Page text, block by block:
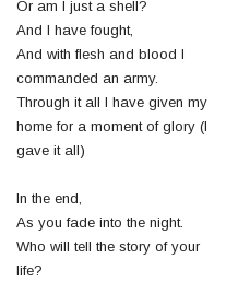
Or am I just a shell?
And I have fought,
And with flesh and blood I
commanded an army.
Through it all I have given my
home for a moment of glory (I
gave it all)
In the end,
As you fade into the night.
Who will tell the story of your
life?